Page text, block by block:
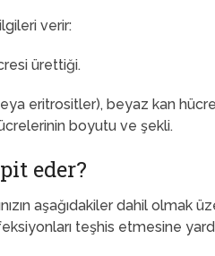
verir:
ürettiği.
eritrositler), beyaz kan
boyutu ve şekli.
eder?
aşağıdakiler dahil olmak
teşhis etmesine